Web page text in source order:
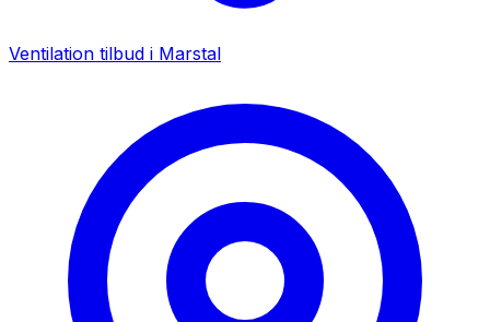
Ventilation tilbud i Marstal